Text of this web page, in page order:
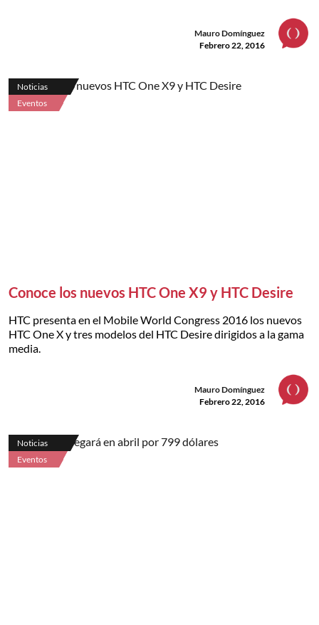
Mauro Domínguez
Febrero 22, 2016
Noticias
Eventos
Conoce los nuevos HTC One X9 y HTC Desire
HTC presenta en el Mobile World Congress 2016 los nuevos
HTC One X y tres modelos del HTC Desire dirigidos a la gama
media.
Mauro Domínguez
Febrero 22, 2016
Noticias
Eventos